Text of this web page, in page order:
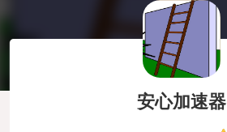
安心加速器